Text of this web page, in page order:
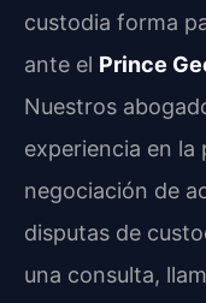
custodia forma
ante el Prince
Nuestros
experiencia en la
negociación de
disputas de
una consulta,